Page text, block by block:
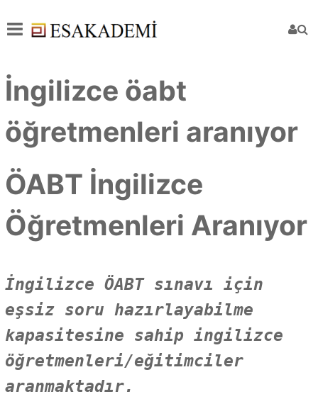
İngilizce öabt
öğretmenleri aranıyor
ÖABT İngilizce
Öğretmenleri Aranıyor
İngilizce ÖABT sınavı için
eşsiz soru hazırlayabilme
kapasitesine sahip ingilizce
öğretmenleri/eğitimciler
aranmaktadır.